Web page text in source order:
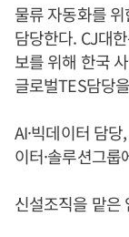
물류 자동화를
담당한다. CJ대
보를 위해 한국
글로벌TES담당
AI·빅데이터 담
이터·솔루션그룹
신설조직을 맡은